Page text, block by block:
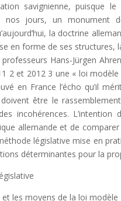
savignienne, puisque
nos jours, un monument
la doctrine
en forme de ses structures,
Hans-Jürgen
2 et 2012 3 une « loi
en France l’écho qu’il
être le
incohérences. L’intention
allemande et de
législative mise en
déterminantes pour la
les moyens de la loi modèle